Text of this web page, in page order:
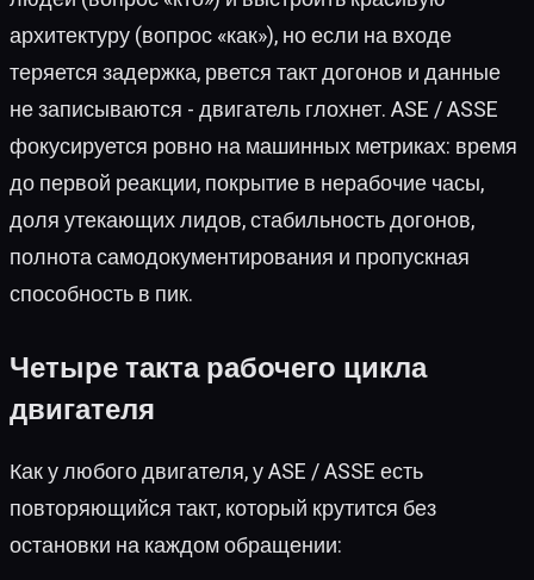
архитектуру (вопрос «как»), но если на входе
теряется задержка, рвется такт догонов и данные
не записываются - двигатель глохнет. ASE / ASSE
фокусируется ровно на машинных метриках: время
до первой реакции, покрытие в нерабочие часы,
доля утекающих лидов, стабильность догонов,
полнота самодокументирования и пропускная
способность в пик.
Четыре такта рабочего цикла
двигателя
Как у любого двигателя, у ASE / ASSE есть
повторяющийся такт, который крутится без
остановки на каждом обращении: